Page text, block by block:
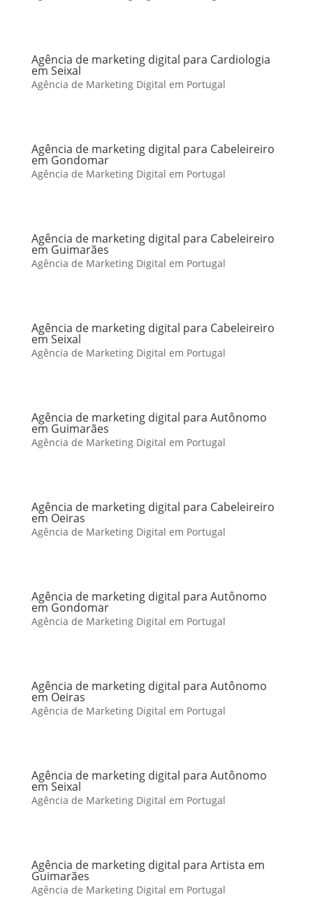
Agência de marketing digital para Cardiologia
em Seixal
Agência de Marketing Digital em Portugal
Agência de marketing digital para Cabeleireiro
em Gondomar
Agência de Marketing Digital em Portugal
Agência de marketing digital para Cabeleireiro
em Guimarães
Agência de Marketing Digital em Portugal
Agência de marketing digital para Cabeleireiro
em Seixal
Agência de Marketing Digital em Portugal
Agência de marketing digital para Autônomo
em Guimarães
Agência de Marketing Digital em Portugal
Agência de marketing digital para Cabeleireiro
em Oeiras
Agência de Marketing Digital em Portugal
Agência de marketing digital para Autônomo
em Gondomar
Agência de Marketing Digital em Portugal
Agência de marketing digital para Autônomo
em Oeiras
Agência de Marketing Digital em Portugal
Agência de marketing digital para Autônomo
em Seixal
Agência de Marketing Digital em Portugal
Agência de marketing digital para Artista em
Guimarães
Agência de Marketing Digital em Portugal